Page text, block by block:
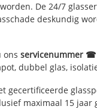
De 24/7
deskundig
onsservicenummer ☎
dubbel glas,
gecertificeerde
maximaal 15 jaar